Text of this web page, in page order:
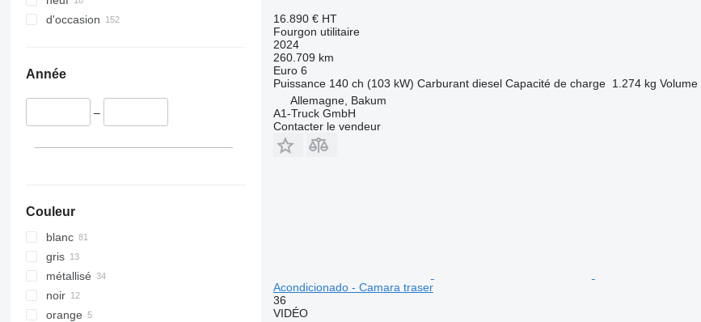
d'occasion
Année
–
Couleur
blanc
gris
métallisé
noir
orange
16.890 € HT
Fourgon utilitaire
2024
260.709 km
Euro 6
Puissance 140 ch (103 kW) Carburant diesel Capacité de charge 1.274 kg Volume
Allemagne, Bakum
A1-Truck GmbH
Contacter le vendeur
Acondicionado - Camara traser
36
VIDÉO